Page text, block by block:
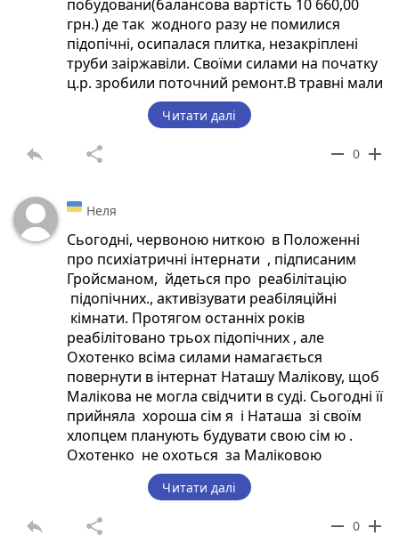
побудовани(балансова вартість 10 660,00
грн.) де так жодного разу не помилися
підопічні, осипалася плитка, незакріплені
труби заіржавіли. Своїми силами на початку
ц.р. зробили поточний ремонт.В травні мали
запускати в експлуатацію, але на
сьогоднішній день стоїть на території пам
ятник ціною в 10,6млн грн. Пам ятником
стояла і дизінфекційна камера,яку ми
замінили труби на пластикові від кочегарки і
по всьому спальному корпусі, а Свідчення
підопічних ви можете подивитися в ютюбі
=Ми проти повернення кошар= де
особливою жорстокістю відзначилася
медсестра Стельмащук Маруся 58 років.У
ценізмі перегнала своюрідню
Читати далі
reply share remove 0 add
Неля
Сьогодні, червоною ниткою в Положенні
про психіатричні інтернати , підписаним
Гройсманом, йдеться про реабілітацію
підопічних., активізувати реабіляційні
кімнати. Протягом останніх років
реабілітовано трьох підопічних , але
Охотенко всіма силами намагається
повернути в інтернат Наташу Малікову, щоб
Малікова не могла свідчити в суді. Сьогодні її
прийняла хороша сім я і Наташа зі своїм
хлопцем планують будувати свою сім ю .
Охотенко не охоться за Маліковою
Н.,перестаньте дзвонити ,лякати і
шантажувати. Вона вийшла з інтернату в
соціум ,згідно чинного Законодавства. А ти
Охотенко відмовся від опікунства над
Читати далі
reply share remove 0 add